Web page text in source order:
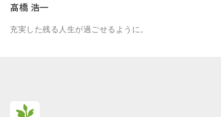
髙橋 浩一
充実した残る人生が過ごせるように。